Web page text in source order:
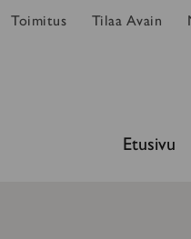
Toimitus Tilaa Avain
Etusivu